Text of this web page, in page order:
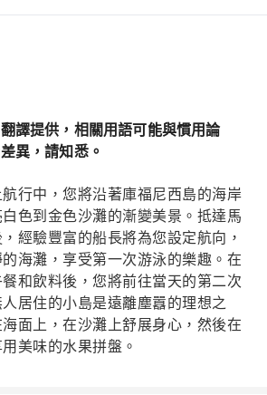
塵囂的理想之所，您可以漂浮在海
拼盤。
譯提供，相關用語可能與慣用論
異，請知悉。
行中，您將沿著庫福尼西島的海岸
色到金色沙灘的漸變美景。抵達馬
經驗豐富的船長將為您設定航向，
海灘，享受第一次游泳的樂趣。在
和飲料後，您將前往當天的第二次
居住的小島是遠離塵囂的理想之
面上，在沙灘上舒展身心，然後在
美味的水果拼盤。